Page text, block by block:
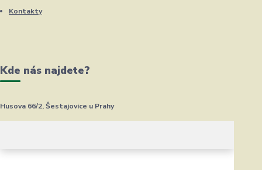
Kontakty
Kde nás najdete?
Husova 66/2, Šestajovice u Prahy